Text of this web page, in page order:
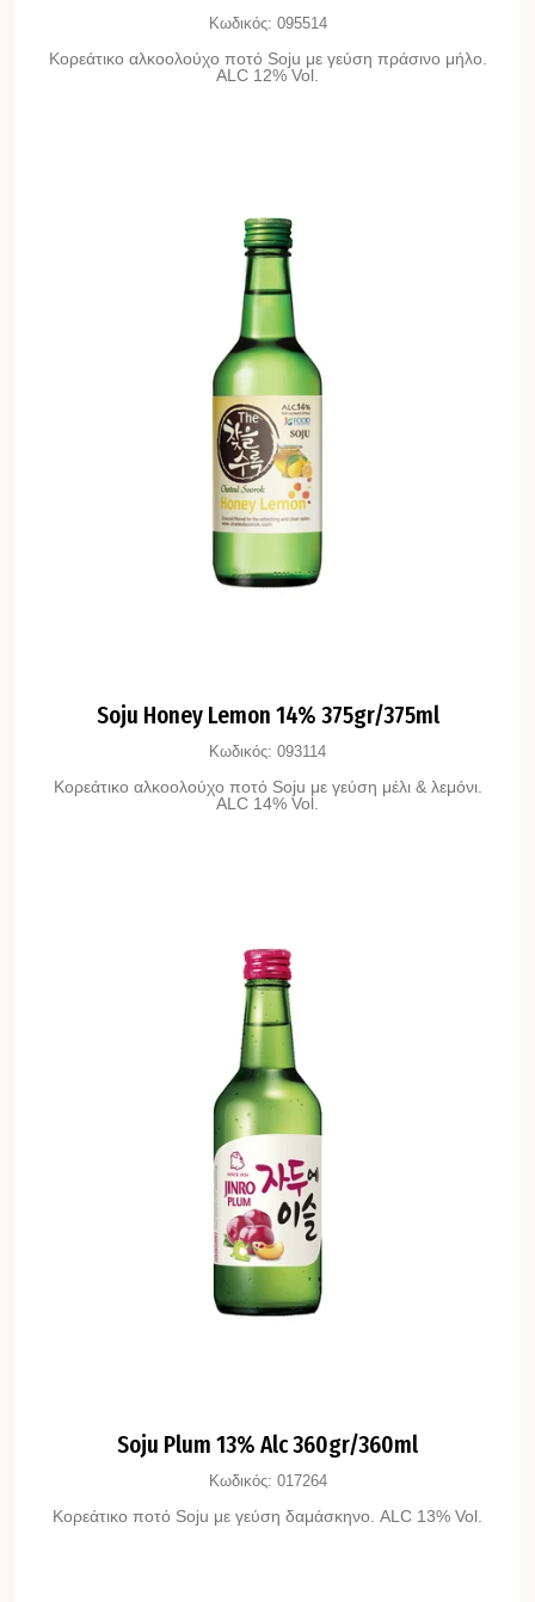
Κωδικός: 095514
Κορεάτικο αλκοολούχο ποτό Soju με γεύση πράσινο μήλο.
ALC 12% Vol.
Soju Honey Lemon 14% 375gr/375ml
Κωδικός: 093114
Κορεάτικο αλκοολούχο ποτό Soju με γεύση μέλι & λεμόνι.
ALC 14% Vol.
Soju Plum 13% Alc 360gr/360ml
Κωδικός: 017264
Κορεάτικο ποτό Soju με γεύση δαμάσκηνο. ALC 13% Vol.